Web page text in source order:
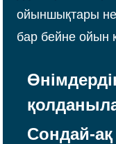
ойыншықтары
бар бейне ойын
Сондай-ақ